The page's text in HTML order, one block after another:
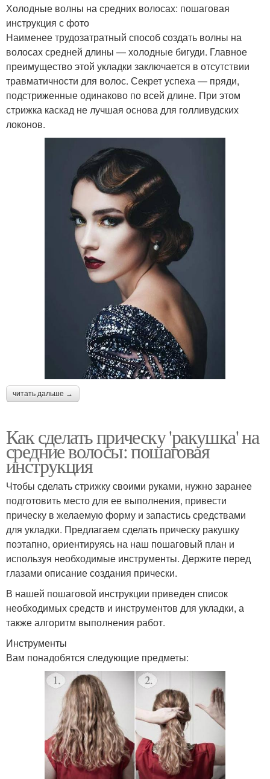
Холодные волны на средних волосах: пошаговая
инструкция с фото
Наименее трудозатратный способ создать волны на
волосах средней длины — холодные бигуди. Главное
преимущество этой укладки заключается в отсутствии
травматичности для волос. Секрет успеха — пряди,
подстриженные одинаково по всей длине. При этом
стрижка каскад не лучшая основа для голливудских
локонов.
читать дальше →
Как сделать прическу 'ракушка' на
средние волосы: пошаговая
инструкция
Чтобы сделать стрижку своими руками, нужно заранее
подготовить место для ее выполнения, привести
прическу в желаемую форму и запастись средствами
для укладки. Предлагаем сделать прическу ракушку
поэтапно, ориентируясь на наш пошаговый план и
используя необходимые инструменты. Держите перед
глазами описание создания прически.
В нашей пошаговой инструкции приведен список
необходимых средств и инструментов для укладки, а
также алгоритм выполнения работ.
Инструменты
Вам понадобятся следующие предметы: